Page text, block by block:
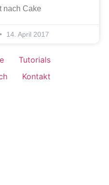
nach Cake
14. April 2017
Tutorials
Kontakt